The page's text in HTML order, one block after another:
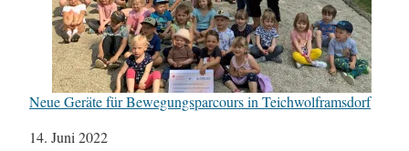
Neue Geräte für Bewegungsparcours in Teichwolframsdorf
Datum
14. Juni 2022